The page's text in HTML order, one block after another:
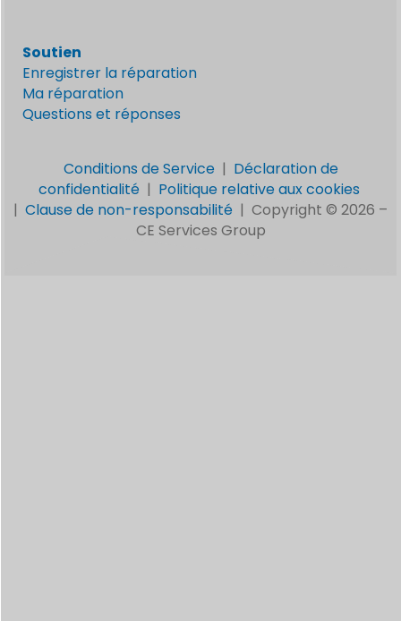
Soutien
Enregistrer la réparation
Ma réparation
Questions et réponses
Conditions de Service| Déclaration de
confidentialité| Politique relative aux cookies
| Clause de non-responsabilité | Copyright © 2026 –
CE Services Group